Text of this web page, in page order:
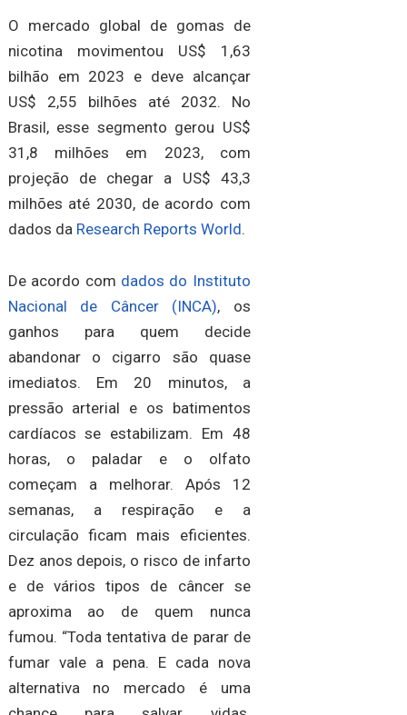
O mercado global de gomas de
nicotina movimentou US$ 1,63
bilhão em 2023 e deve alcançar
US$ 2,55 bilhões até 2032. No
Brasil, esse segmento gerou US$
31,8 milhões em 2023, com
projeção de chegar a US$ 43,3
milhões até 2030, de acordo com
dados da Research Reports World.
De acordo com dados do Instituto
Nacional de Câncer (INCA), os
ganhos para quem decide
abandonar o cigarro são quase
imediatos. Em 20 minutos, a
pressão arterial e os batimentos
cardíacos se estabilizam. Em 48
horas, o paladar e o olfato
começam a melhorar. Após 12
semanas, a respiração e a
circulação ficam mais eficientes.
Dez anos depois, o risco de infarto
e de vários tipos de câncer se
aproxima ao de quem nunca
fumou. “Toda tentativa de parar de
fumar vale a pena. E cada nova
alternativa no mercado é uma